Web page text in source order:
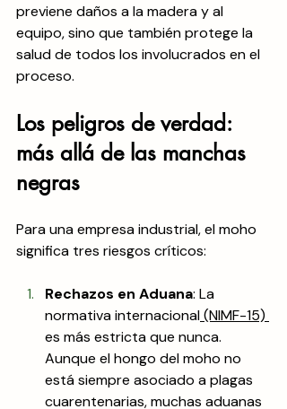
previene daños a la madera y al
equipo, sino que también protege la
salud de todos los involucrados en el
proceso.
Los peligros de verdad:
más allá de las manchas
negras
Para una empresa industrial, el moho
significa tres riesgos críticos:
Rechazos en Aduana: La
normativa internacional (NIMF-15)
es más estricta que nunca.
Aunque el hongo del moho no
está siempre asociado a plagas
cuarentenarias, muchas aduanas